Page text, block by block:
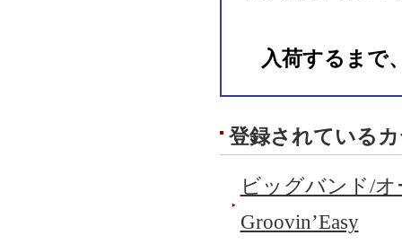
入荷するまで
登録されている
ビッグバンド/
Groovin’Easy